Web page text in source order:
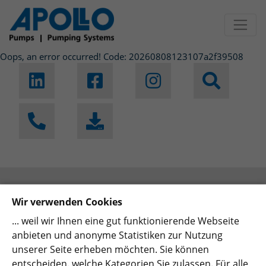
Jump directly to main navigation
Jump directly to content
Oops, an error occurred! Code: 20260808123107a2f39508
Apollo
Search
Download
History
Wir verwenden Cookies
... weil wir Ihnen eine gut funktionierende Webseite
anbieten und anonyme Statistiken zur Nutzung
unserer Seite erheben möchten. Sie können
entscheiden, welche Kategorien Sie zulassen. Für alle